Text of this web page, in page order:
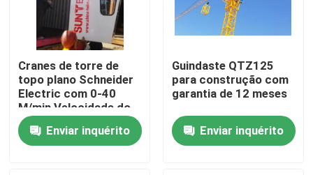
Cranes de torre de
topo plano Schneider
Electric com 0-40
M/min Velocidade do
carrinho
Enviar inquérito
Guindaste QTZ125
para construção com
garantia de 12 meses
Enviar inquérito